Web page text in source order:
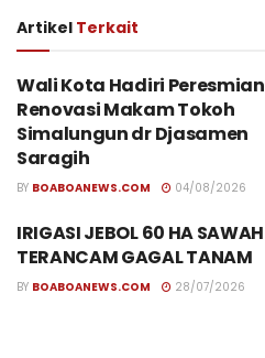
Artikel Terkait
Wali Kota Hadiri Peresmian
Renovasi Makam Tokoh
Simalungun dr Djasamen
Saragih
BY BOABOANEWS.COM 04/08/2026
IRIGASI JEBOL 60 HA SAWAH
TERANCAM GAGAL TANAM
BY BOABOANEWS.COM 28/07/2026